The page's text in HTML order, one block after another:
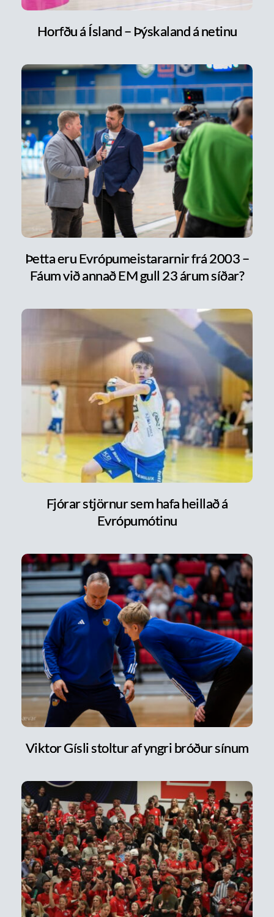
Horfðu á Ísland – Þýskaland á netinu
Þetta eru Evrópumeistararnir frá 2003 –
Fáum við annað EM gull 23 árum síðar?
Fjórar stjörnur sem hafa heillað á
Evrópumótinu
Viktor Gísli stoltur af yngri bróður sínum